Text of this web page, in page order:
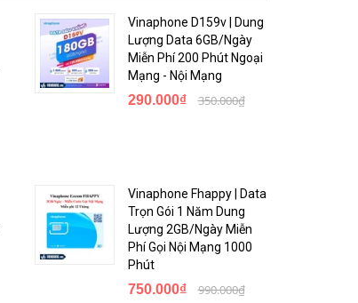
Vinaphone D159v | Dung
Lượng Data 6GB/Ngày
Miễn Phí 200 Phút Ngoại
Mạng - Nội Mạng
290.000₫ 350.000₫
Vinaphone Fhappy | Data
Trọn Gói 1 Năm Dung
Lượng 2GB/Ngày Miễn
Phí Gọi Nội Mạng 1000
Phút
750.000₫ 990.000₫